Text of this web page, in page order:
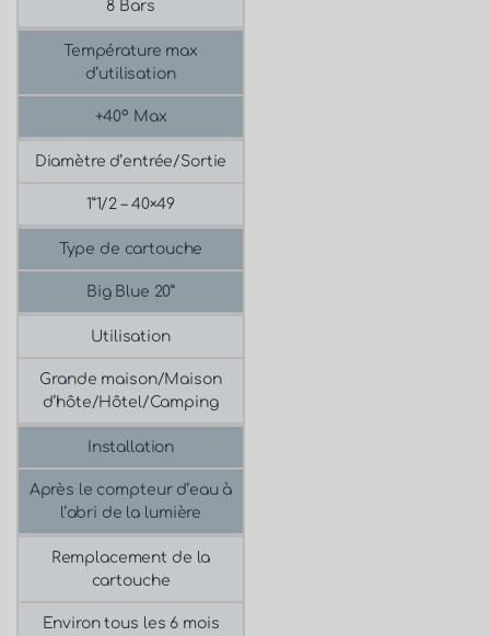
8 Bars
Température max
d’utilisation
+40° Max
Diamètre d’entrée/Sortie
1”1/2 – 40×49
Type de cartouche
Big Blue 20”
Utilisation
Grande maison/Maison
d’hôte/Hôtel/Camping
Installation
Après le compteur d’eau à
l’abri de la lumière
Remplacement de la
cartouche
Environ tous les 6 mois